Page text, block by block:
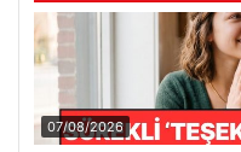
07/08/2026